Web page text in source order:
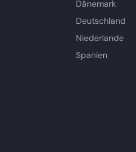
Dänemark
Deutschland
Niederlande
Spanien